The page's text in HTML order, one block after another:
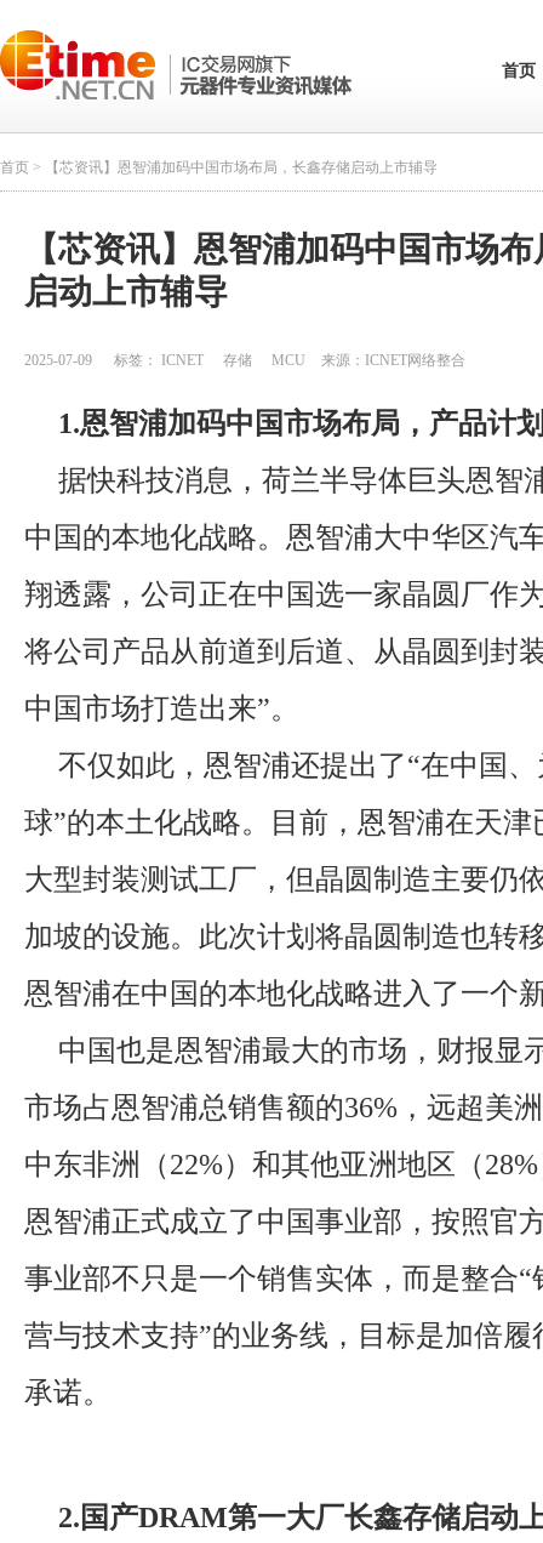
首页
首页 > 【芯资讯】恩智浦加码中国市场布局，长鑫存储启动上市辅导
【芯资讯】恩智浦加码中国市场
启动上市辅导
2025-07-09 标签： ICNET 存储 MCU 来源： ICNET网络整合
1.恩智浦加码中国市场布局，产品计
据快科技消息，荷兰半导体巨头恩智
中国的本地化战略。恩智浦大中华区汽
翔透露，公司正在中国选一家晶圆厂作
将公司产品从前道到后道、从晶圆到封
中国市场打造出来”。
不仅如此，恩智浦还提出了“在中国
球”的本土化战略。目前，恩智浦在天
大型封装测试工厂，但晶圆制造主要仍
加坡的设施。此次计划将晶圆制造也转
恩智浦在中国的本地化战略进入了一个
中国也是恩智浦最大的市场，财报显
市场占恩智浦总销售额的36%，远超美
中东非洲（22%）和其他亚洲地区（
恩智浦正式成立了中国事业部，按照官
事业部不只是一个销售实体，而是整合
营与技术支持”的业务线，目标是加倍
承诺。
2.国产DRAM第一大厂长鑫存储启动